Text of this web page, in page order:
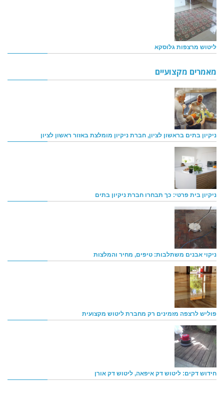
ליטוש מרצפות גלוסקא
מאמרים מקצועיים
ניקיון בתים בראשון לציון, חברת ניקיון מומלצת באזור ראשון לציון
ניקיון בית פרטי: כך תבחרו חברת ניקיון בתים
ניקוי אבנים משתלבות: טיפים, מחיר והמלצות
פוליש לרצפה מזמינים רק מחברת ליטוש מקצועית
חידוש דקים: ליטוש דק איפאה, ליטוש דק אורן